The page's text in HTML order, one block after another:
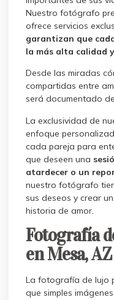
Nuestro fotógrafo
ofrece servicios
garantizan que
la más alta calidad
Desde las miradas
compartidas entre
será documentado
La exclusividad de
enfoque
cada pareja para
que deseen una
atardecer o un
nuestro fotógrafo
sus deseos y crear
historia de amor.
Fotografía
en Mesa, AZ
La fotografía de lujo
que simples